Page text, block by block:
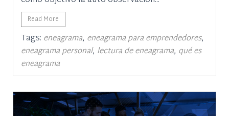
Read More
Tags: eneagrama, eneagrama para emprendedores,
eneagrama personal, lectura de eneagrama, qué es
eneagrama